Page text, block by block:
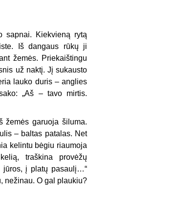
sapnai. Kiekvieną rytą
Iš dangaus rūkų ji
žemės. Priekaištingu
už naktį. Jį sukausto
lauko duris – anglies
„Aš – tavo mirtis.
žemės garuoja šiluma.
– baltas patalas. Net
kelintu bėgiu riaumoja
traškina provėžų
jūros, į platų pasaulį…“
nežinau. O gal plaukiu?